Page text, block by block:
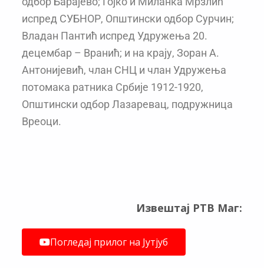
испред СУБНОР, Општински одбор Сурчин;
Владан Пантић испред Удружења 20.
децембар – Вранић; и на крају, Зоран А.
Антонијевић, члан СНЦ и члан Удружења
потомака ратника Србије 1912-1920,
Општински одбор Лазаревац, подружница
Вреоци.
Извештај РТВ Маг:
Погледај прилог на Јутјуб